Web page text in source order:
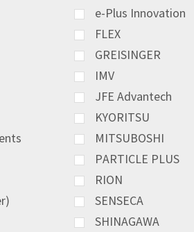
e-Plus Innovation
FLEX
GREISINGER
IMV
JFE Advantech
KYORITSU
MITSUBOSHI
PARTICLE PLUS
RION
SENSECA
SHINAGAWA